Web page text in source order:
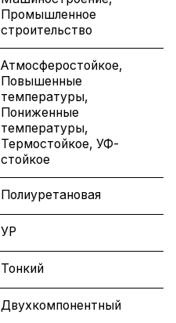
Промышленное
строительство
Атмосферостойкое,
Повышенные
температуры,
Пониженные
температуры,
Термостойкое, УФ-
стойкое
Полиуретановая
УР
Тонкий
Двухкомпонентный